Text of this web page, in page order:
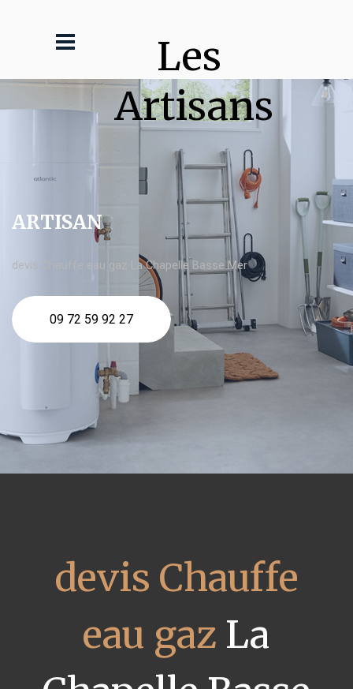
Les
Artisans
ARTISAN
devis Chauffe eau gaz La Chapelle Basse Mer
09 72 59 92 27
devis Chauffe
eau gaz La